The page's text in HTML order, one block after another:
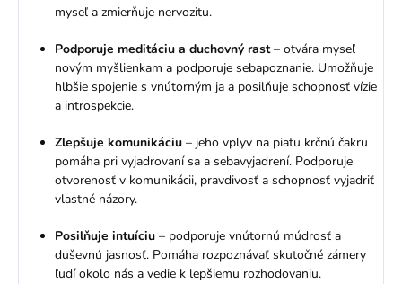
myseľ a zmierňuje nervozitu.
Podporuje meditáciu a duchovný rast– otvára myseľ
novým myšlienkam a podporuje sebapoznanie. Umožňuje
hlbšie spojenie s vnútorným ja a posilňuje schopnosť vízie
a introspekcie.
Zlepšuje komunikáciu – jeho vplyv na piatu krčnú čakru
pomáha pri vyjadrovaní sa a sebavyjadrení. Podporuje
otvorenosť v komunikácii, pravdivosť a schopnosť vyjadriť
vlastné názory.
Posilňuje intuíciu – podporuje vnútornú múdrosť a
duševnú jasnosť. Pomáha rozpoznávať skutočné zámery
ľudí okolo nás a vedie k lepšiemu rozhodovaniu.